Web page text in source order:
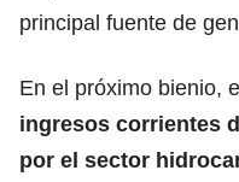
principal fuente de
En el próximo bienio,
ingresos corrientes
por el sector